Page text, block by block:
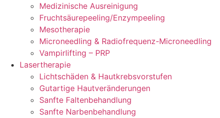
Medizinische Ausreinigung
Fruchtsäurepeeling/Enzympeeling
Mesotherapie
Microneedling & Radiofrequenz-Microneedling
Vampirlifting – PRP
Lasertherapie
Lichtschäden & Hautkrebsvorstufen
Gutartige Hautveränderungen
Sanfte Faltenbehandlung
Sanfte Narbenbehandlung